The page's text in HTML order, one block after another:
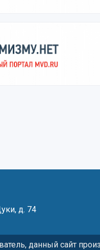
д. 74
данный сайт